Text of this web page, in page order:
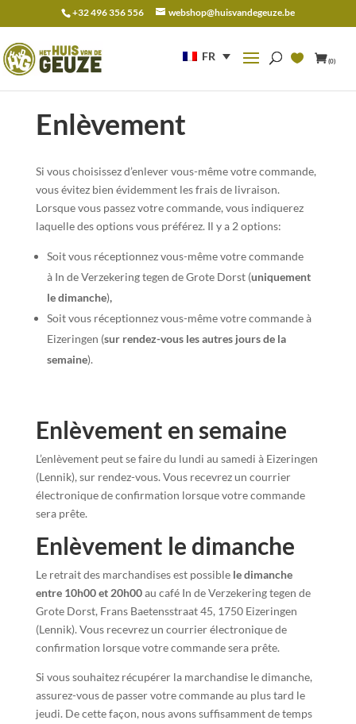
+32 496 356 556 webshop@huisvandegeuze.be
FR (0)
pour :
Enlèvement
Si vous choisissez d’enlever vous-même votre commande,
vous évitez bien évidemment les frais de livraison.
Lorsque vous passez votre commande, vous indiquerez
laquelle des options vous préférez. Il y a 2 options:
Soit vous réceptionnez vous-même votre commande
à In de Verzekering tegen de Grote Dorst (uniquement
le dimanche),
Soit vous réceptionnez vous-même votre commande à
Eizeringen (sur rendez-vous les autres jours de la
semaine).
Enlèvement en semaine
L’enlèvement peut se faire du lundi au samedi à Eizeringen
(Lennik), sur rendez-vous. Vous recevrez un courrier
électronique de confirmation lorsque votre commande
sera prête.
Enlèvement le dimanche
Le retrait des marchandises est possible le dimanche
entre 10h00 et 20h00au café In de Verzekering tegen de
Grote Dorst, Frans Baetensstraat 45, 1750 Eizeringen
(Lennik). Vous recevrez un courrier électronique de
confirmation lorsque votre commande sera prête.
Si vous souhaitez récupérer la marchandise le dimanche,
assurez-vous de passer votre commande au plus tard le
jeudi. De cette façon, nous avons suffisamment de temps